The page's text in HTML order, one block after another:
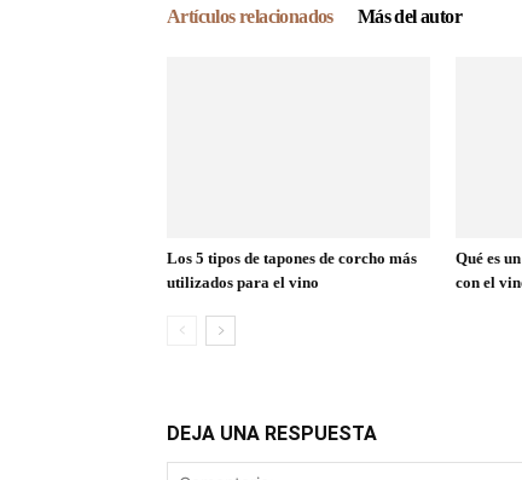
Artículos relacionados Más del autor
Los 5 tipos de tapones de corcho más
utilizados para el vino
Qué es
con el
DEJA UNA RESPUESTA